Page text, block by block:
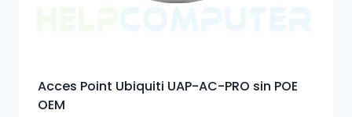
Acces Point Ubiquiti UAP-AC-PRO sin POE
OEM